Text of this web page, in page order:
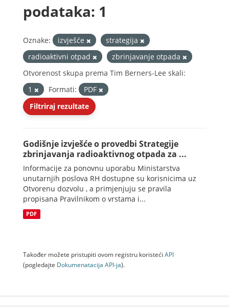
podataka: 1
Oznake: izvješće
strategija
radioaktivni otpad
zbrinjavanje otpada
Otvorenost skupa prema Tim Berners-Lee skali:
1
Formati:
PDF
Filtriraj rezultate
Godišnje izvješće o provedbi Strategije
zbrinjavanja radioaktivnog otpada za ...
Informacije za ponovnu uporabu Ministarstva
unutarnjih poslova RH dostupne su korisnicima uz
Otvorenu dozvolu , a primjenjuju se pravila
propisana Pravilnikom o vrstama i...
PDF
Također možete pristupiti ovom registru koristeći API
(pogledajte Dokumenаtаcijа API-jа).